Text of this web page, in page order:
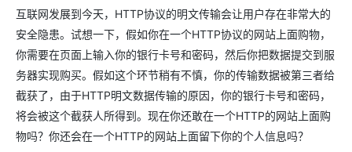
互联网发展到今天，HTTP协议的明文传输会让用户存在非常大的
安全隐患。试想一下，假如你在一个HTTP协议的网站上面购物，
你需要在页面上输入你的银行卡号和密码，然后你把数据提交到服
务器实现购买。假如这个环节稍有不慎，你的传输数据被第三者给
截获了，由于HTTP明文数据传输的原因，你的银行卡号和密码，
将会被这个截获人所得到。现在你还敢在一个HTTP的网站上面购
物吗？你还会在一个HTTP的网站上面留下你的个人信息吗？